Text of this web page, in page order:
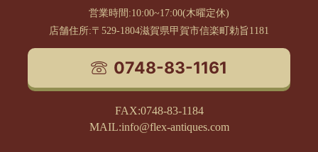
営業時間:10:00~17:00(木曜定休)
店舗住所:〒529-1804滋賀県甲賀市信楽町勅旨1181
0748-83-1161
FAX:0748-83-1184
MAIL:info@flex-antiques.com